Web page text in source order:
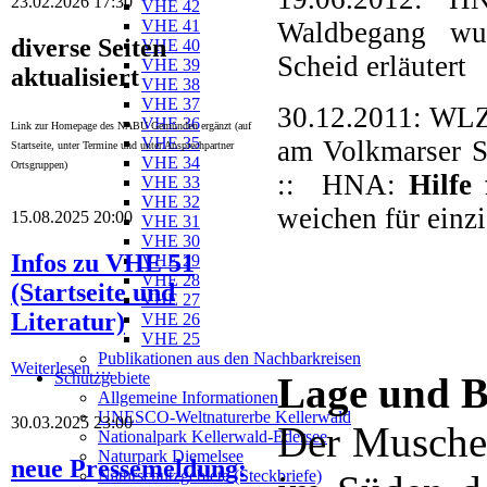
VHE 42
VHE 41
VHE 40
VHE 39
VHE 38
VHE 37
VHE 36
VHE 35
VHE 34
VHE 33
VHE 32
VHE 31
VHE 30
VHE 29
VHE 28
VHE 27
VHE 26
VHE 25
Publikationen aus den Nachbarkreisen
Schutzgebiete
Allgemeine Informationen
UNESCO-Weltnaturerbe Kellerwald
Nationalpark Kellerwald-Edersee
Naturpark Diemelsee
Naturschutzgebiete (Steckbriefe)
diverse Seiten
aktualisiert
Link zur Homepage des NABU Gemünden ergänzt (auf
Startseite, unter Termine und unter Ansprechpartner
Ortsgruppen)
15.08.2025 20:00
Infos zu VHE 51
(Startseite und
Literatur)
Weiterlesen …
30.03.2025 23:00
neue Pressemeldung:
Waldbegang
Scheid erläutert
30.12.2011:
am Volkmarser
:: HNA: Hilfe
weichen für
Lage und
Der